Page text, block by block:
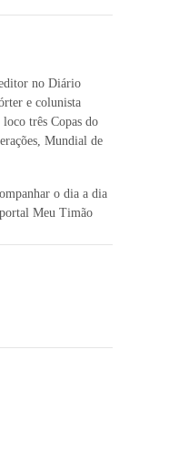
no Diário
e colunista
três Copas do
Mundial de
o dia a dia
Meu Timão